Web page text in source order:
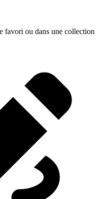
favori ou dans une collection